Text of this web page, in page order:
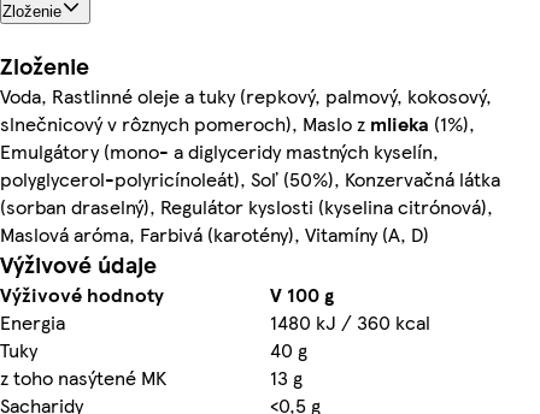
Zloženie
Zloženie
Voda, Rastlinné oleje a tuky (repkový, palmový, kokosový,
slnečnicový v rôznych pomeroch), Maslo z mlieka (1%),
Emulgátory (mono- a diglyceridy mastných kyselín,
polyglycerol-polyricínoleát), Soľ (50%), Konzervačná látka
(sorban draselný), Regulátor kyslosti (kyselina citrónová),
Maslová aróma, Farbivá (karotény), Vitamíny (A, D)
Výživové údaje
Výživové hodnoty
V 100 g
Energia
1480 kJ / 360 kcal
Tuky
40 g
z toho nasýtené MK
13 g
Sacharidy
<0,5 g